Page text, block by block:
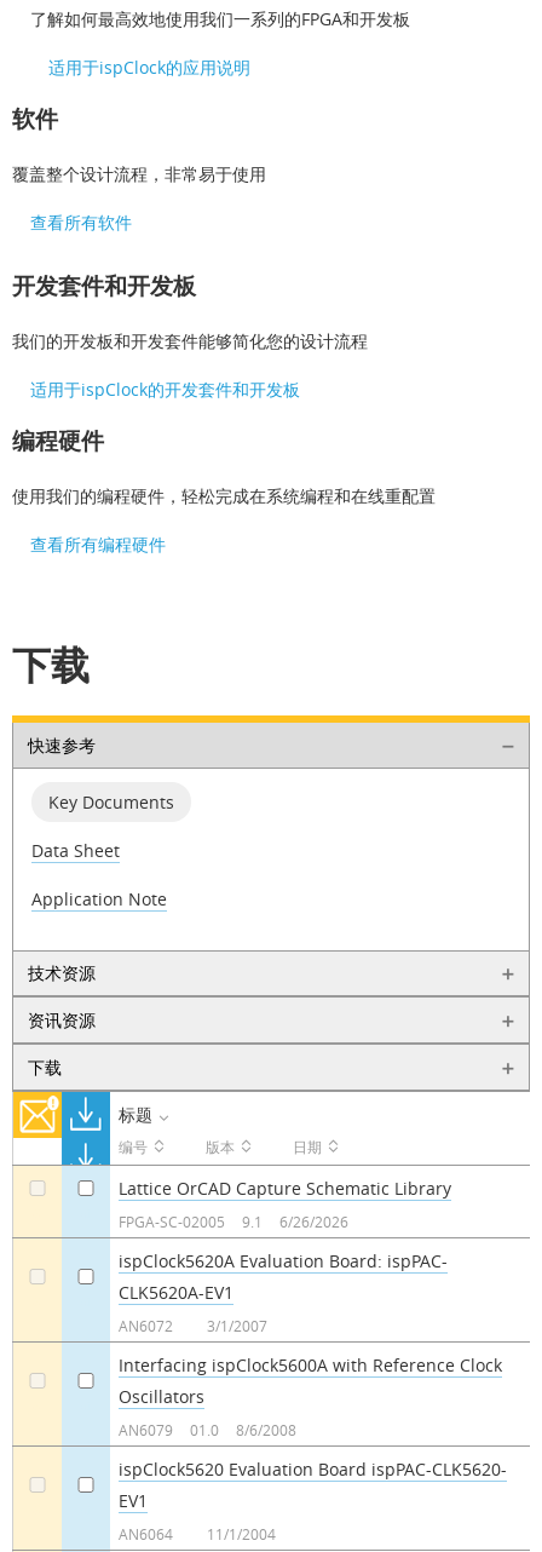
了解如何最高效地使用我们一系列的FPGA和开发板
适用于ispClock的应用说明
软件
覆盖整个设计流程，非常易于使用
查看所有软件
开发套件和开发板
我们的开发板和开发套件能够简化您的设计流程
适用于ispClock的开发套件和开发板
编程硬件
使用我们的编程硬件，轻松完成在系统编程和在线重配置
查看所有编程硬件
下载
快速参考
Key Documents
Data Sheet
Application Note
技术资源
资讯资源
下载
标题
编号 版本 日期
Lattice OrCAD Capture Schematic Library
FPGA-SC-02005 9.1 6/26/2026
ispClock5620A Evaluation Board: ispPAC-
CLK5620A-EV1
AN6072 3/1/2007
Interfacing ispClock5600A with Reference Clock
Oscillators
AN6079 01.0 8/6/2008
ispClock5620 Evaluation Board ispPAC-CLK5620-
EV1
AN6064 11/1/2004